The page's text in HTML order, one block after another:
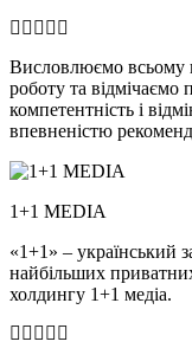
Висловлюємо всьому
роботу та відмічаємо
компетентність і
впевненістю
1+1 MEDIA
«1+1» – український
найбільших
холдингу 1+1 медіа.